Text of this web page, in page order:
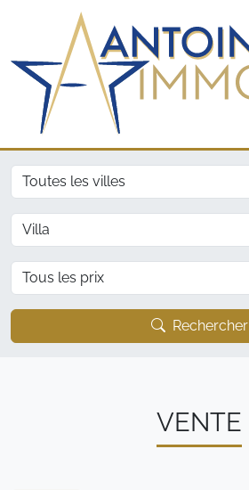
Ville
Type
Prix
Rechercher
VENTE